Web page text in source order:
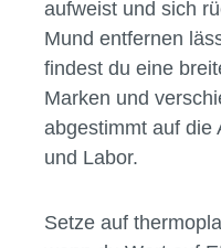
Bei der Auswahl
thermoplastischen
auf Konsistenz,
die jeweilige
Arbeit in der
aufweist und sich